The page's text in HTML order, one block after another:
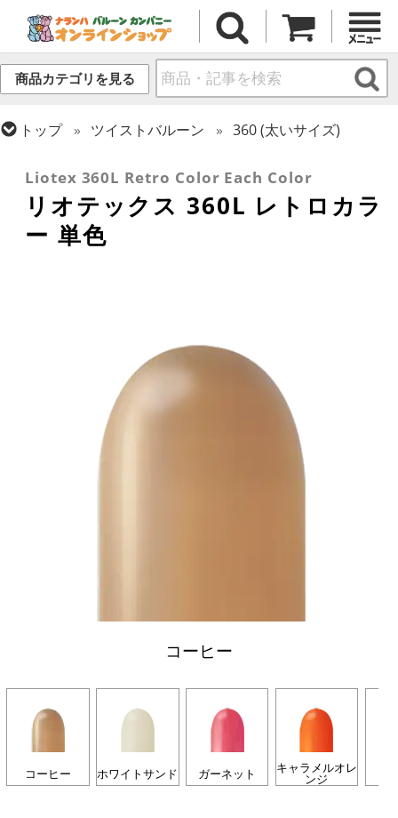
商品カテゴリを見る
トップ ツイストバルーン
360 (太いサイズ)
Liotex 360L Retro Color Each Color
リオテックス 360L レトロカラ
ー 単色
コーヒー
コーヒー ホワイトサンド ガーネット キャラメルオレ
ンジ